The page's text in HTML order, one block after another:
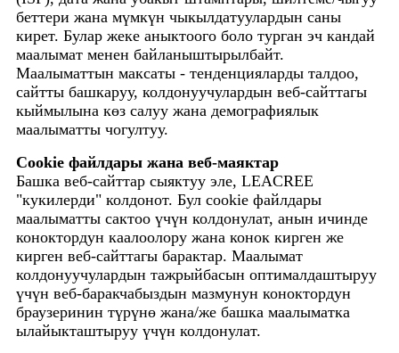
беттери жана мүмкүн чыкылдатуулардын саны
кирет. Булар жеке аныктоого боло турган эч кандай
маалымат менен байланыштырылбайт.
Маалыматтын максаты - тенденцияларды талдоо,
сайтты башкаруу, колдонуучулардын веб-сайттагы
кыймылына көз салуу жана демографиялык
маалыматты чогултуу.
Cookie файлдары жана веб-маяктар
Башка веб-сайттар сыяктуу эле, LEACREE
"кукилерди" колдонот. Бул cookie файлдары
маалыматты сактоо үчүн колдонулат, анын ичинде
коноктордун каалоолору жана конок кирген же
кирген веб-сайттагы барактар. Маалымат
колдонуучулардын тажрыйбасын оптималдаштыруу
үчүн веб-баракчабыздын мазмунун коноктордун
браузеринин түрүнө жана/же башка маалыматка
ылайыкташтыруу үчүн колдонулат.